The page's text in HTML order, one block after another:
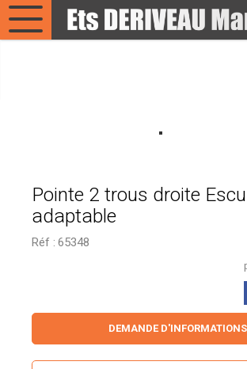
Pointe 2 trous droite
adaptable
Réf : 65348
DEMANDE D'INFORMATIONS